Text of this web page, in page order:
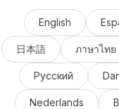
English
日本語 ภาษาไทย
Русский
Nederlands